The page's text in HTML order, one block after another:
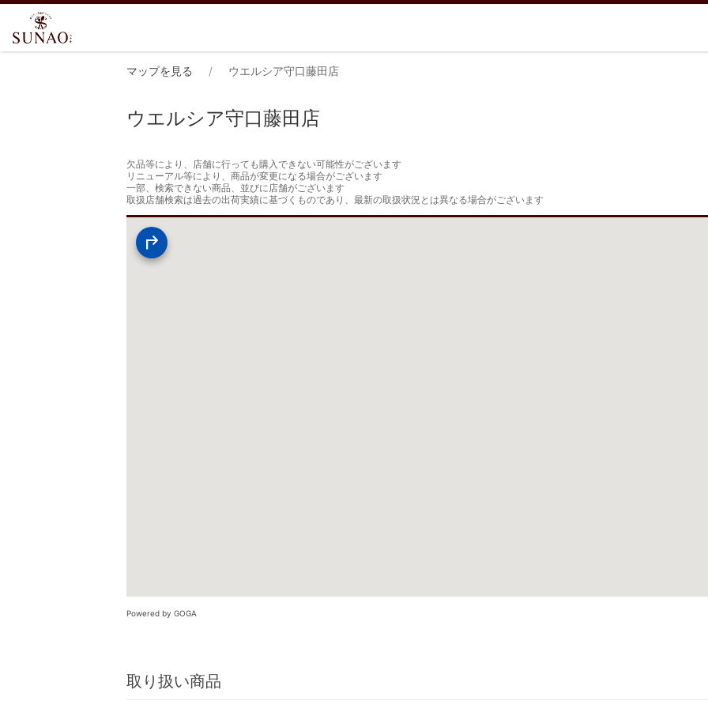
マップを見る ウエルシア守口藤田店
ウエルシア守口藤田店
欠品等により、店舗に行っても購入できない可能性がございます
リニューアル等により、商品が変更になる場合がございます
一部、検索できない商品、並びに店舗がございます
取扱店舗検索は過去の出荷実績に基づくものであり、最新の取扱状況とは異なる場合がございます
Powered by GOGA
取り扱い商品